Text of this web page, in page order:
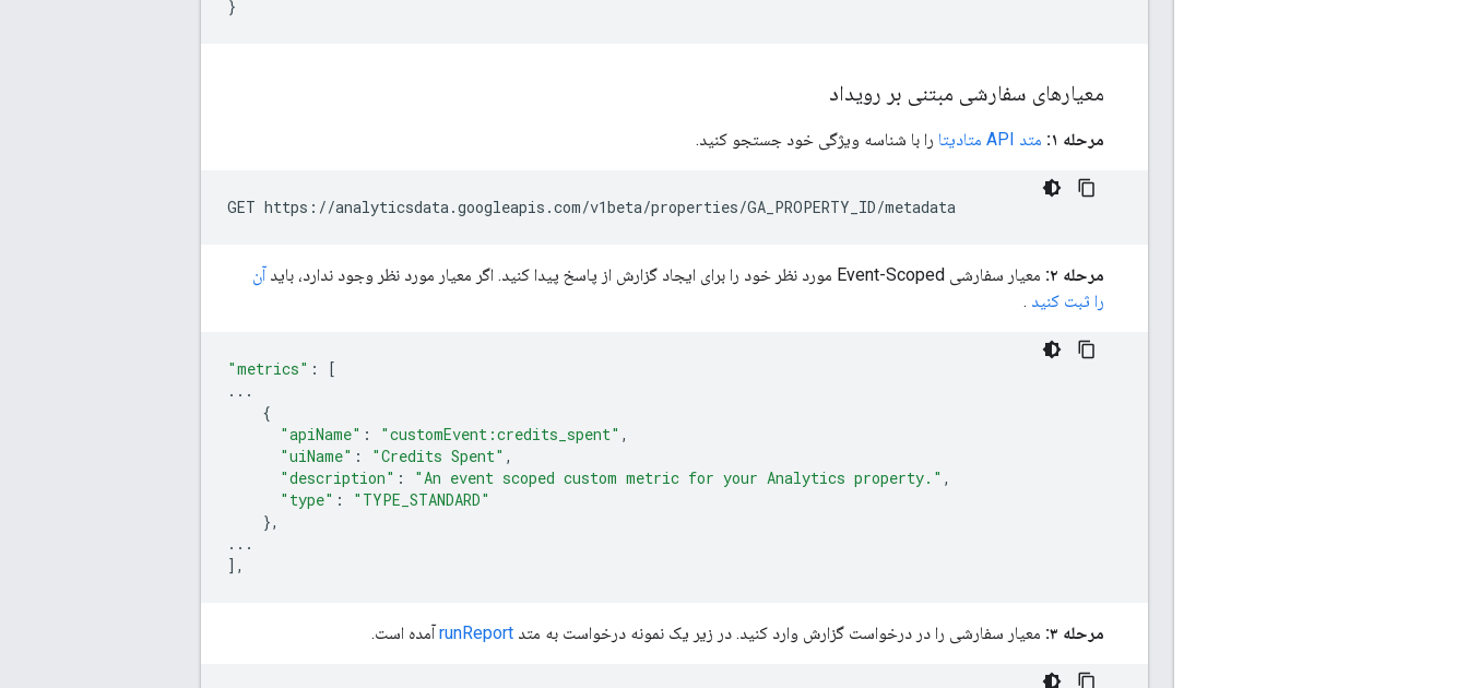
معیارهای سفارشی مبتنی بر رویداد
مرحله ۱: متد API متادیتا را با شناسه ویژگی خود جستجو کنید.
مرحله ۲: معیار سفارشی Event-Scoped مورد نظر خود را برای ایجاد گزارش از پاسخ پیدا کنید. اگر معیار مورد نظر وجود ندارد، باید
آن
را ثبت کنید .
"metrics" :
[
...
{
"apiName" : "customEvent:credits_spent" ,
"uiName" : "Credits Spent" ,
"description" : "An event scoped custom metric for your Analytics property." ,
"type" :
"TYPE_STANDARD"
},
...
],
مرحله ۳: معیار سفارشی را در درخواست گزارش وارد کنید. در زیر یک نمونه درخواست به متد runReportآمده است.